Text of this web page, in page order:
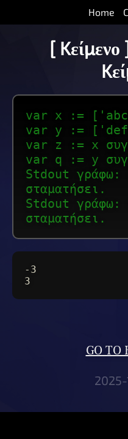
Home
[
var x :=
var y :=
var z := x
var q := y
Stdout
σταματήσει.
Stdout
σταματήσει.
-3
3
GO TO
2025-